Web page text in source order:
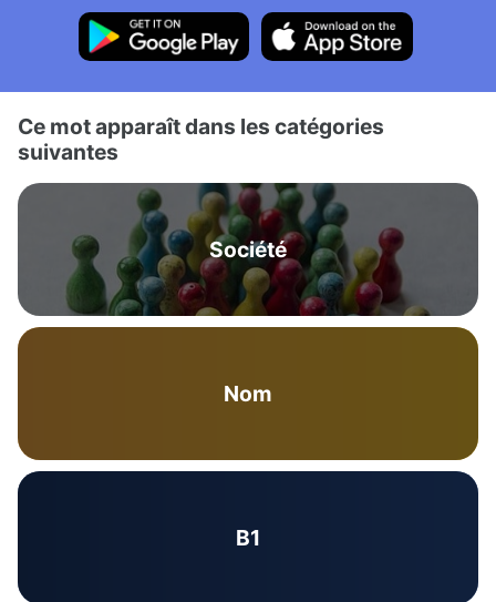
Ce mot apparaît dans les catégories
suivantes
Société
Nom
B1